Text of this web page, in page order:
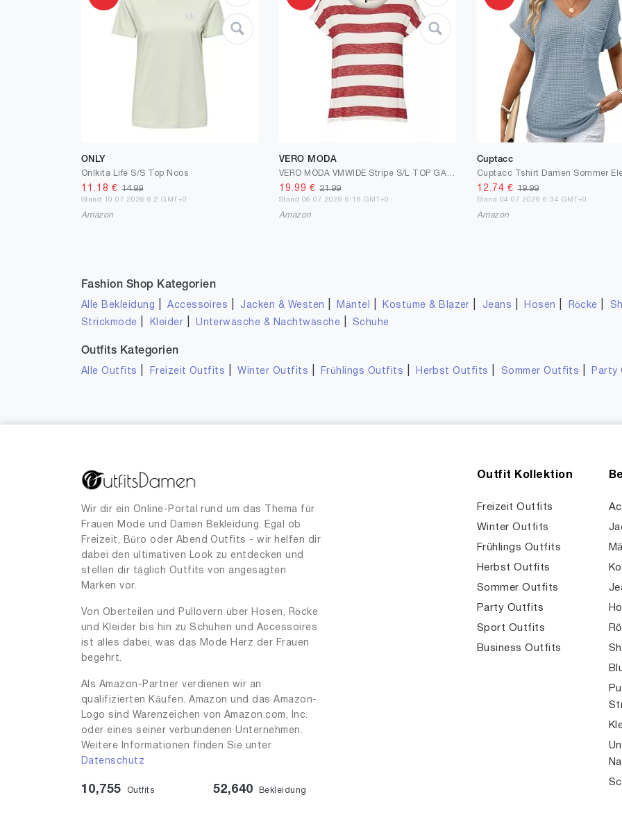
ONLY
Onlkita Life S/S Top Noos
11.18 €14.99
Stand 10.07.2026 6:2 GMT+0
Amazon
VERO MODA
19.99 €21.99
Stand 06.07.2026 6:16 GMT+0
Amazon
Cuptacc
12.74 €19.99
Stand 04.07.2026 6:34 GMT+0
Amazon
Fashion Shop Kategorien
Alle Bekleidung |Accessoires Jacken & Westen Mäntel Kostüme & Blazer Jeans Hosen Röcke
Strickmode
Kleider |Unterwäsche & Nachtwäsche Schuhe
Outfits Kategorien
Alle Outfits Freizeit Outfits |Winter Outfits Frühlings Outfits Herbst Outfits Sommer Outfits Party
Wir dir ein Online-Portal rund um das Thema für
Frauen Mode und Damen Bekleidung. Egal ob
Freizeit, Büro oder Abend Outfits - wir helfen dir
dabei den ultimativen Look zu entdecken und
stellen dir täglich Outfits von angesagten
Marken vor.
Von Oberteilen und Pullovern über Hosen, Röcke
und Kleider bis hin zu Schuhen und Accessoires
ist alles dabei, was das Mode Herz der Frauen
begehrt.
Als Amazon-Partner verdienen wir an
qualifizierten Käufen. Amazon und das Amazon-
Logo sind Warenzeichen von Amazon.com, Inc.
oder eines seiner verbundenen Unternehmen.
Weitere Informationen finden Sie unter
Datenschutz
10,755 Outfits 52,640 Bekleidung
Outfit Kollektion
Freizeit Outfits
Winter Outfits
Frühlings Outfits
Herbst Outfits
Sommer Outfits
Party Outfits
Sport Outfits
Business Outfits